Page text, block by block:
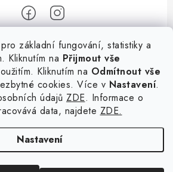
základní fungování, statistiky a
Kliknutím na Přijmout vše
Kliknutím na Odmítnout vše
cookies. Více v Nastavení.
údajů ZDE. Informace o
data, najdete ZDE.
Nastavení
psí plovací vesty